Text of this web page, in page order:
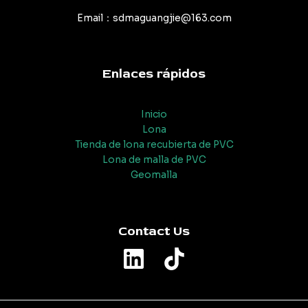
Email：sdmaguangjie@163.com
Enlaces rápidos
Inicio
Lona
Tienda de lona recubierta de PVC
Lona de malla de PVC
Geomalla
Contact Us